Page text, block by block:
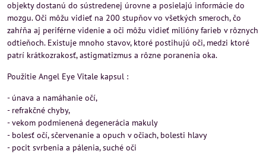
objekty dostanú do sústredenej úrovne a posielajú informácie do
mozgu. Oči môžu vidieť na 200 stupňov vo všetkých smeroch, čo
zahŕňa aj periférne videnie a oči môžu vidieť milióny farieb v rôznych
odtieňoch. Existuje mnoho stavov, ktoré postihujú oči, medzi ktoré
patrí krátkozrakosť, astigmatizmus a rôzne poranenia oka.
Použitie Angel Eye Vitale kapsul :
- únava a namáhanie očí,
- refrakčné chyby,
- vekom podmienená degenerácia makuly
- bolesť očí, sčervenanie a opuch v očiach, bolesti hlavy
- pocit svrbenia a pálenia, suché oči